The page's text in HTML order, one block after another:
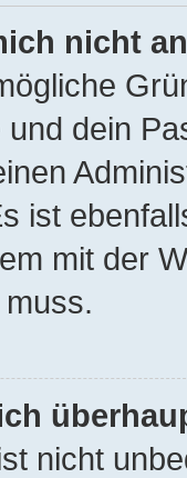
nicht
dein
ist
mit der
nicht